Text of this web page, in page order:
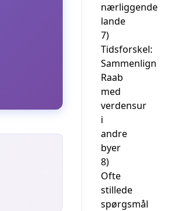
nærliggende
lande
7)
Tidsforskel:
Sammenlign
Raab
med
verdensur
i
andre
byer
8)
Ofte
stillede
spørgsmål